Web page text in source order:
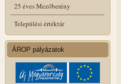
25 éves Mezőberény
Települési értéktár
ÁROP pályázatok